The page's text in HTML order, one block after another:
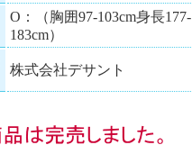
O：（胸囲97-103cm身長177-
183cm）
株式会社デサント